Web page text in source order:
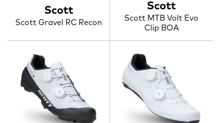
Scott
Scott Gravel RC Recon
Scott
Scott MTB Volt Evo
Clip BOA